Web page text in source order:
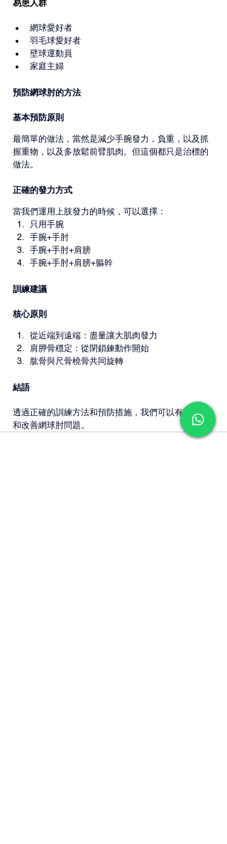
易患人群
網球愛好者
羽毛球愛好者
壁球運動員
家庭主婦
預防網球肘的方法
基本預防原則
最簡單的做法，當然是減少手腕發力，負重，以及抓
握重物，以及多放鬆前臂肌肉。但這個都只是治標的
做法。
正確的發力方式
當我們運用上肢發力的時候，可以選擇：
只用手腕
手腕+手肘
手腕+手肘+肩膀
手腕+手肘+肩膀+軀幹
訓練建議
核心原則
從近端到遠端：盡量讓大肌肉發力
肩胛骨穩定：從閉鎖鍊動作開始
肱骨與尺骨橈骨共同旋轉
結語
透過正確的訓練方法和預防措施，我們可以有效預防
和改善網球肘問題。